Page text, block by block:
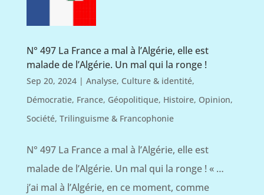
N° 497 La France a mal à l’Algérie, elle est
malade de l’Algérie. Un mal qui la ronge !
Sep 20, 2024| Analyse, Culture & identité,
Démocratie, France, Géopolitique, Histoire, Opinion,
Société, Trilinguisme & Francophonie
N° 497 La France a mal à l’Algérie, elle est
malade de l’Algérie. Un mal qui la ronge ! « …
j’ai mal à l’Algérie, en ce moment, comme